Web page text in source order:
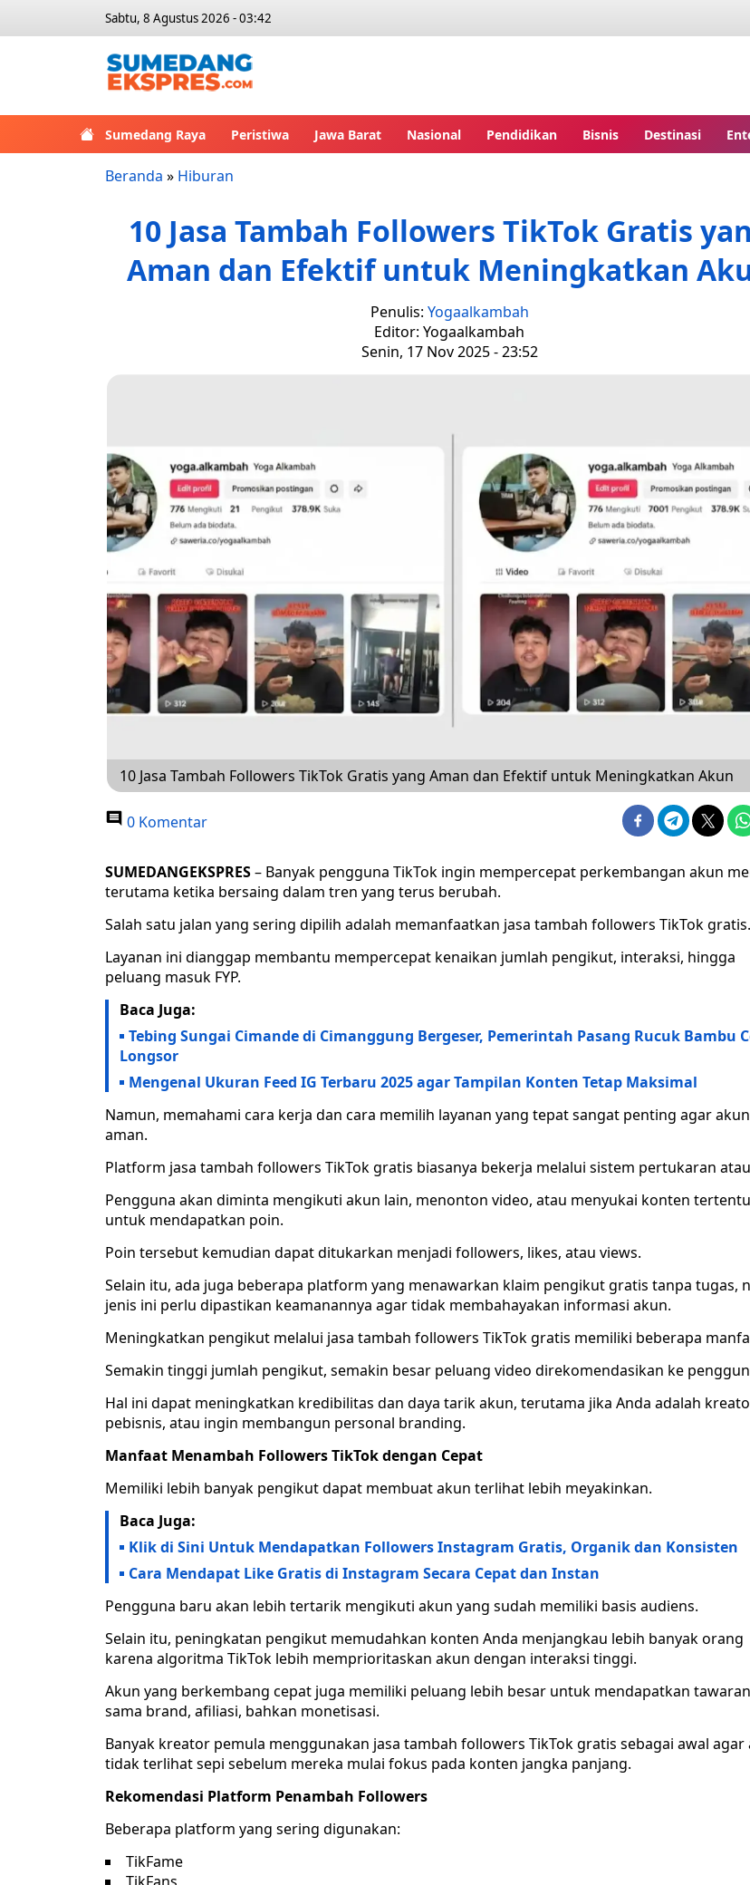
Sabtu, 8 Agustus 2026 - 03:42
Sumedang Raya Peristiwa Jawa Barat Nasional Pendidikan Bisnis Destinasi
Beranda » Hiburan
10 Jasa Tambah Followers TikTok Gratis
Aman dan Efektif untuk Meningkatkan
Penulis: Yogaalkambah
Editor: Yogaalkambah
Senin, 17 Nov 2025 - 23:52
10 Jasa Tambah Followers TikTok Gratis yang Aman dan Efektif untuk Meningkatkan Akun
0 Komentar
SUMEDANGEKSPRES– Banyak pengguna TikTok ingin mempercepat perkembangan akun
terutama ketika bersaing dalam tren yang terus berubah.
Salah satu jalan yang sering dipilih adalah memanfaatkan jasa tambah followers TikTok gratis.
Layanan ini dianggap membantu mempercepat kenaikan jumlah pengikut, interaksi, hingga
peluang masuk FYP.
Baca Juga:
Tebing Sungai Cimande di Cimanggung Bergeser, Pemerintah Pasang Rucuk Bambu
Longsor
Mengenal Ukuran Feed IG Terbaru 2025 agar Tampilan Konten Tetap Maksimal
Namun, memahami cara kerja dan cara memilih layanan yang tepat sangat penting agar
aman.
Platform jasa tambah followers TikTok gratis biasanya bekerja melalui sistem pertukaran
Pengguna akan diminta mengikuti akun lain, menonton video, atau menyukai konten tertentu
untuk mendapatkan poin.
Poin tersebut kemudian dapat ditukarkan menjadi followers, likes, atau views.
Selain itu, ada juga beberapa platform yang menawarkan klaim pengikut gratis tanpa tugas,
jenis ini perlu dipastikan keamanannya agar tidak membahayakan informasi akun.
Meningkatkan pengikut melalui jasa tambah followers TikTok gratis memiliki beberapa
Semakin tinggi jumlah pengikut, semakin besar peluang video direkomendasikan ke
Hal ini dapat meningkatkan kredibilitas dan daya tarik akun, terutama jika Anda adalah
pebisnis, atau ingin membangun personal branding.
Manfaat Menambah Followers TikTok dengan Cepat
Memiliki lebih banyak pengikut dapat membuat akun terlihat lebih meyakinkan.
Baca Juga:
Klik di Sini Untuk Mendapatkan Followers Instagram Gratis, Organik dan Konsisten
Cara Mendapat Like Gratis di Instagram Secara Cepat dan Instan
Pengguna baru akan lebih tertarik mengikuti akun yang sudah memiliki basis audiens.
Selain itu, peningkatan pengikut memudahkan konten Anda menjangkau lebih banyak orang
karena algoritma TikTok lebih memprioritaskan akun dengan interaksi tinggi.
Akun yang berkembang cepat juga memiliki peluang lebih besar untuk mendapatkan
sama brand, afiliasi, bahkan monetisasi.
Banyak kreator pemula menggunakan jasa tambah followers TikTok gratis sebagai awal agar
tidak terlihat sepi sebelum mereka mulai fokus pada konten jangka panjang.
Rekomendasi Platform Penambah Followers
Beberapa platform yang sering digunakan:
TikFame